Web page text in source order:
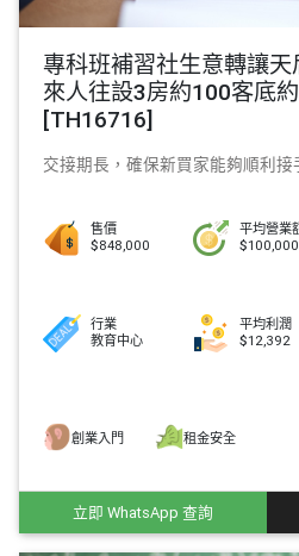
專科班補習社生意轉讓
來人往設3房約100客底
[TH16716]
交接期長，確保新買家能夠順利
售價
$848,000
平均營業
$100,000
行業
教育中心
平均利潤
$12,392
創業入門 租金安全
立即 WhatsApp 查詢